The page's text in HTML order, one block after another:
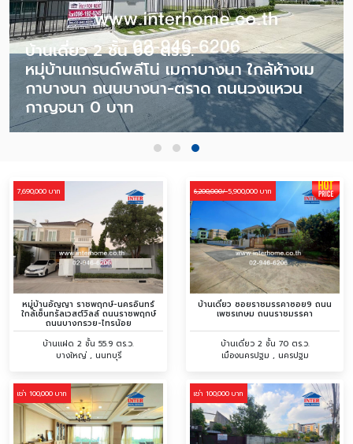
บ้านเดี่ยว 2 ชั้น 60 ตร.ว.
หมุ่บ้านแกรนด์พลีโน่ เมกาบางนา ใกล้ห้างเม
กาบางนา ถนนบางนา-ตราด ถนนวงแหวน
กาญจนา 0 บาท
7,690,000 บาท
หมู่บ้านอัญญา ราชพฤกษ์-นครอินทร์
ใกล้เซ็นทรัลเวสต์วิลล์ ถนนราชพฤกษ์
ถนนบางกรวย-ไทรน้อย
บ้านเเฝด 2 ชั้น 55.9 ตร.ว.
บางใหญ่ , นนทบุรี
6,200,000/5,900,000 บาท
บ้านเดี่ยว ซอยราชมรรคาซอย9 ถนน
เพชรเกษม ถนนราชมรรคา
บ้านเดี่ยว 2 ชั้น 70 ตร.ว.
เมืองนครปฐม , นครปฐม
เช่า 100,000 บาท เช่า 100,000 บาท